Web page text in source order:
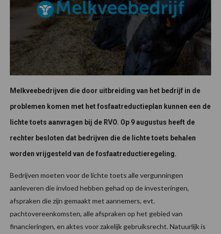
Melkveebedrijven die door uitbreiding van het bedrijf in de
problemen komen met het fosfaatreductieplan kunnen een de
lichte toets aanvragen bij de RVO. Op 9 augustus heeft de
rechter besloten dat bedrijven die de lichte toets behalen
worden vrijgesteld van de fosfaatreductieregeling.
Bedrijven moeten voor de lichte toets alle vergunningen
aanleveren die invloed hebben gehad op de investeringen,
afspraken die zijn gemaakt met aannemers, evt.
pachtovereenkomsten, alle afspraken op het gebied van
financieringen, en aktes voor zakelijk gebruiksrecht. Natuurlijk is